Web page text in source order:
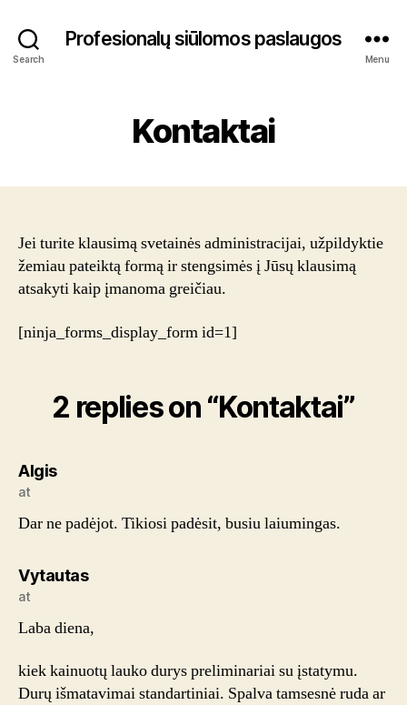
Search
Profesionalų siūlomos paslaugos
Menu
Kontaktai
Jei turite klausimą svetainės administracijai, užpildyktie
žemiau pateiktą formą ir stengsimės į Jūsų klausimą
atsakyti kaip įmanoma greičiau.
[ninja_forms_display_form id=1]
2 replies on “Kontaktai”
Algissays:
at
Dar ne padėjot. Tikiosi padėsit, busiu laiumingas.
Vytautassays:
at
Laba diena,
kiek kainuotų lauko durys preliminariai su įstatymu.
Durų išmatavimai standartiniai. Spalva tamsesnė ruda ar